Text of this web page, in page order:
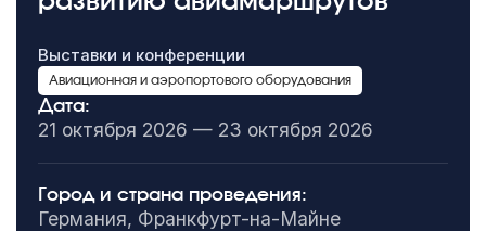
Выставки и конференции
Авиационная и аэропортового оборудования
Дата:
21 октября 2026 — 23 октября 2026
Город и страна проведения:
Германия, Франкфурт-на-Майне